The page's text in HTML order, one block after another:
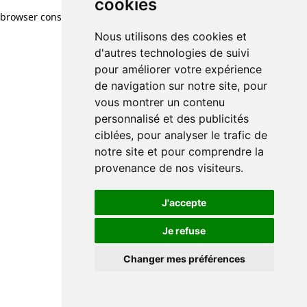
cookies
Nous utilisons des cookies et
d'autres technologies de suivi
pour améliorer votre expérience
de navigation sur notre site, pour
vous montrer un contenu
personnalisé et des publicités
ciblées, pour analyser le trafic de
notre site et pour comprendre la
provenance de nos visiteurs.
J'accepte
Je refuse
Changer mes préférences
browser console for more information)